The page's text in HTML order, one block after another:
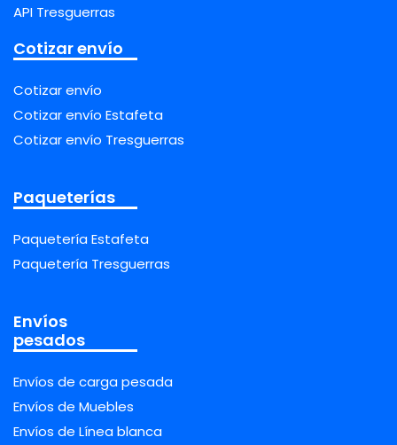
API Tresguerras
Cotizar envío
Cotizar envío
Cotizar envío Estafeta
Cotizar envío Tresguerras
Paqueterías
Paquetería Estafeta
Paquetería Tresguerras
Envíos
pesados
Envíos de carga pesada
Envíos de Muebles
Envíos de Línea blanca